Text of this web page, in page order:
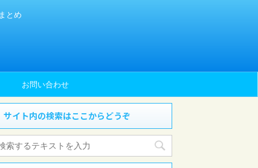
とめ
お問い合わせ
サイト内の検索はここからどうぞ